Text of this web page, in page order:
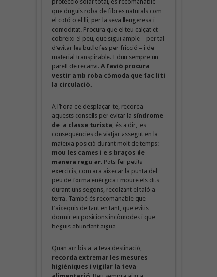
protecció solar total, és recomanable
que duguis roba de fibres naturals com
el cotó o el lli, per la seva lleugeresa i
comoditat. Procura que el teu calçat et
cobreixi el peu, que sigui ample – per tal
d’evitar les butllofes per fricció – i de
material transpirable. I duu sempre un
parell de recanvi. A l’avió procura
vestir amb roba còmoda que faciliti
la circulació.
A l’hora de desplaçar-te, recorda
aquests consells per evitar la síndrome
de la classe turista, és a dir, les
conseqüències de viatjar assegut en la
mateixa posició durant molt de temps:
mou les cames i els braços de
manera regular. Pots fer petits
exercicis, com ara aixecar la punta del
peu de forma enèrgica i moure els dits
durant uns segons, recolzant el taló a
terra. També és recomanable que
t’aixequis de tant en tant, que evitis
dormir en posicions incòmodes i que
beguis abundant aigua.
Quan arribis a la teva destinació,
recorda extremar les mesures
higièniques i vigilar la teva